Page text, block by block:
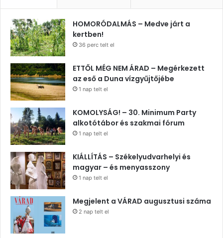
HOMORÓDALMÁS – Medve járt a
kertben!
36 perc telt el
ETTŐL MÉG NEM ÁRAD – Megérkezett
az eső a Duna vízgyűjtőjébe
1 nap telt el
KOMOLYSÁG! – 30. Minimum Party
alkotótábor és szakmai fórum
1 nap telt el
KIÁLLÍTÁS – Székelyudvarhelyi és
magyar – és menyasszony
1 nap telt el
Megjelent a VÁRAD augusztusi száma
2 nap telt el